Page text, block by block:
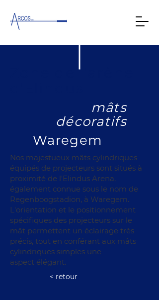
Zone de l'arène
mâts
décoratifs
Waregem
Nos majestueux mâts cylindriques
équipés de projecteurs sont situés à
proximité de l'Elindus Arena,
également connue sous le nom de
Regenboogstadion, à Waregem.
L'orientation et le positionnement
spécifiques des projecteurs sur le
mât permettent un éclairage très
précis, tout en conférant aux mâts
cylindriques simples une
aspect élégant.
< retour